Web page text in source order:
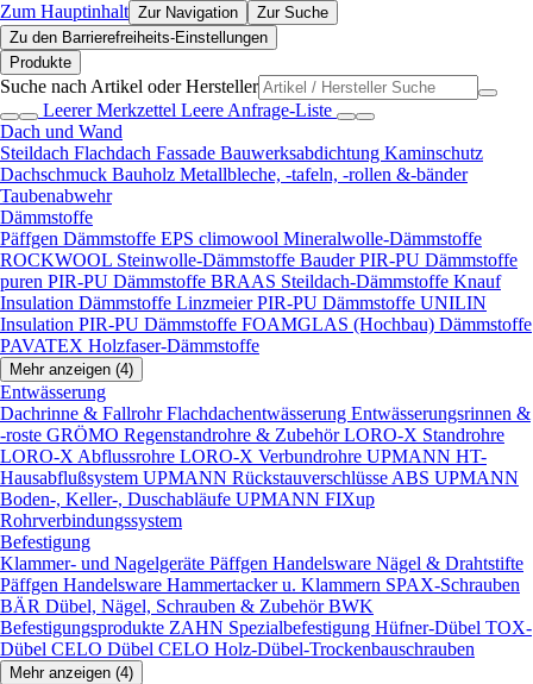
Zum Hauptinhalt Zur Navigation
Zur Suche
Zu den Barrierefreiheits-Einstellungen
Produkte
Suche nach Artikel oder Hersteller
Leerer Merkzettel Leere Anfrage-Liste
Dach und Wand
Steildach Flachdach Fassade Bauwerksabdichtung Kaminschutz
Dachschmuck Bauholz Metallbleche, -tafeln, -rollen &-bänder
Taubenabwehr
Dämmstoffe
Päffgen Dämmstoffe EPS climowool Mineralwolle-Dämmstoffe
ROCKWOOL Steinwolle-Dämmstoffe Bauder PIR-PU Dämmstoffe
puren PIR-PU Dämmstoffe BRAAS Steildach-Dämmstoffe Knauf
Insulation Dämmstoffe Linzmeier PIR-PU Dämmstoffe UNILIN
Insulation PIR-PU Dämmstoffe FOAMGLAS (Hochbau) Dämmstoffe
PAVATEX Holzfaser-Dämmstoffe
Mehr anzeigen (4)
Entwässerung
Dachrinne & FallrohrFlachdachentwässerung Entwässerungsrinnen &
-roste GRÖMO Regenstandrohre & ZubehörLORO-X Standrohre
LORO-X Abflussrohre LORO-X Verbundrohre UPMANN HT-
Hausabflußsystem UPMANN Rückstauverschlüsse ABS UPMANN
Boden-, Keller-, Duschabläufe UPMANN FIXup
Rohrverbindungssystem
Befestigung
Klammer- und Nagelgeräte Päffgen Handelsware Nägel & Drahtstifte
Päffgen Handelsware Hammertacker u. Klammern SPAX-Schrauben
BÄR Dübel, Nägel, Schrauben & ZubehörBWK
Befestigungsprodukte ZAHN Spezialbefestigung Hüfner-Dübel TOX-
Dübel CELO Dübel CELO Holz-Dübel-Trockenbauschrauben
Mehr anzeigen (4)